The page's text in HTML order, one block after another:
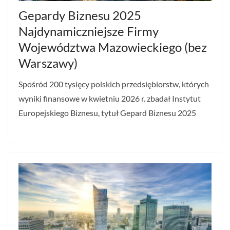
Gepardy Biznesu 2025
Najdynamiczniejsze Firmy
Województwa Mazowieckiego (bez
Warszawy)
Spośród 200 tysięcy polskich przedsiębiorstw, których
wyniki finansowe w kwietniu 2026 r. zbadał Instytut
Europejskiego Biznesu, tytuł Gepard Biznesu 2025